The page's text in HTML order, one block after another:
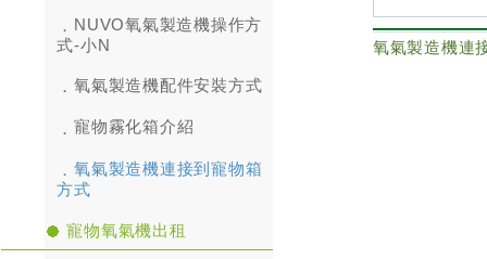
NUVO氧氣製造機操作方
式-小N
氧氣製造機配件安裝方式
寵物霧化箱介紹
氧氣製造機連接到寵物箱
方式
寵物氧氣機出租